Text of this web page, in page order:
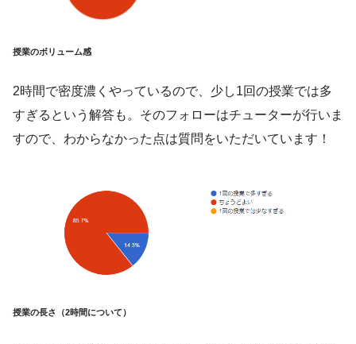
授業のボリューム感
2時間で密度濃くやっているので、少し1回の授業では多
すぎるという解答も。そのフォローはチューターが行いま
すので、わからなかった点は質問をいただいています！
授業の長さ（2時間について）